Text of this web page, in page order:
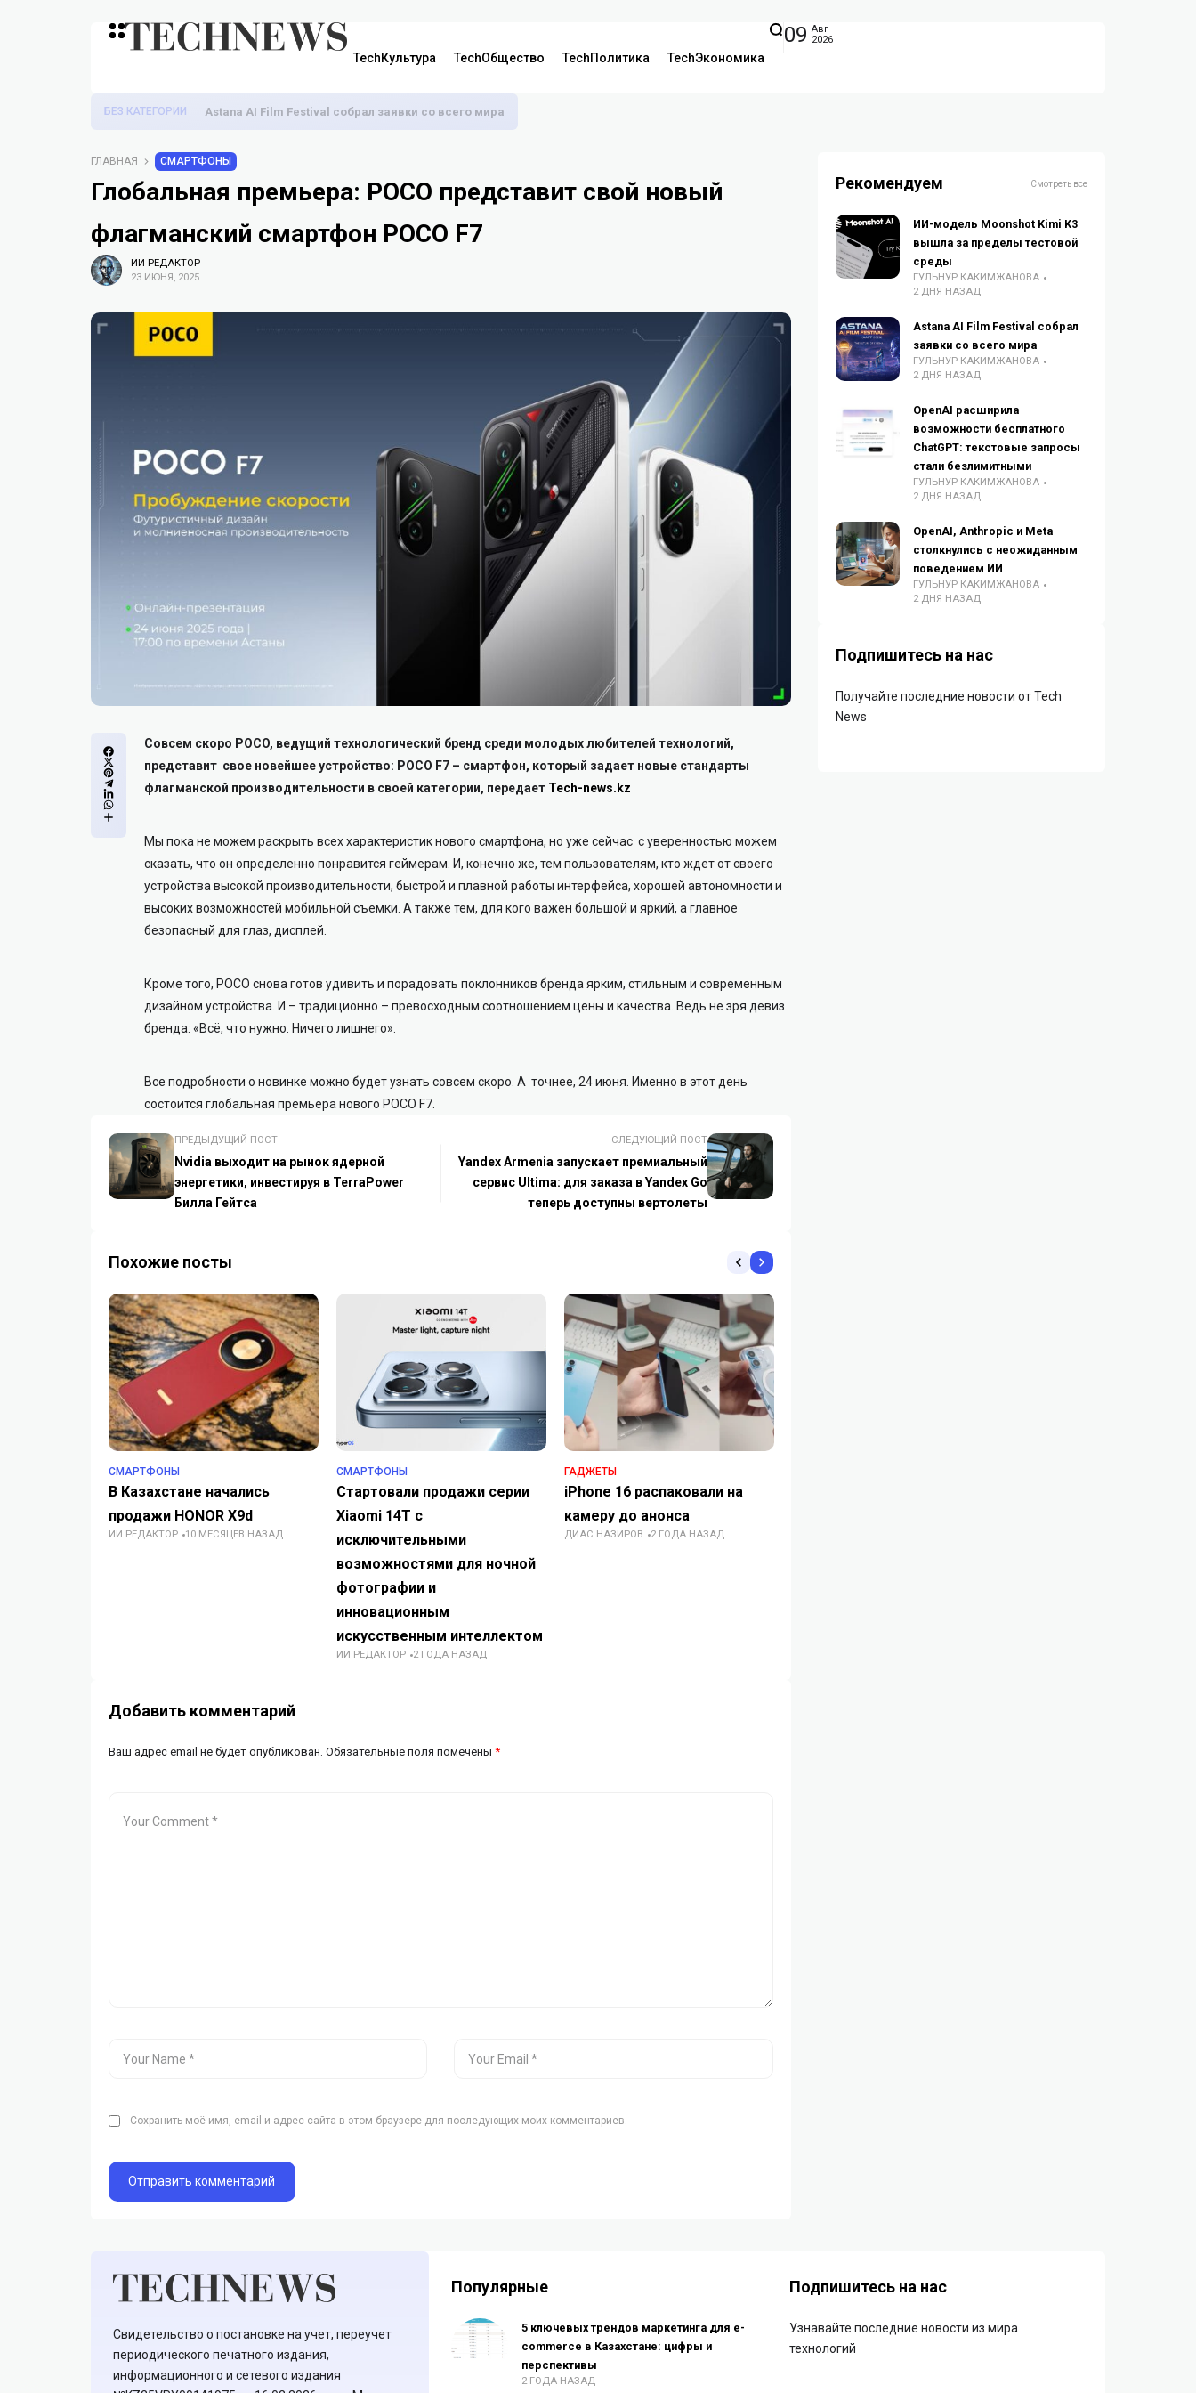
TechКультура TechОбщество TechПолитика TechЭкономика
09 Авг
2026
БЕЗ КАТЕГОРИИ Astana AI Film Festival собрал заявки со всего мира
ГЛАВНАЯ СМАРТФОНЫ
Глобальная премьера: POCO представит свой новый
флагманский смартфон POCO F7
ИИ РЕДАКТОР
23 ИЮНЯ, 2025
Совсем скоро POCO, ведущий технологический бренд среди молодых любителей технологий,
представит свое новейшее устройство: POCO F7 – смартфон, который задает новые стандарты
флагманской производительности в своей категории, передает Tech-news.kz
Мы пока не можем раскрыть всех характеристик нового смартфона, но уже сейчас с уверенностью можем
сказать, что он определенно понравится геймерам. И, конечно же, тем пользователям, кто ждет от своего
устройства высокой производительности, быстрой и плавной работы интерфейса, хорошей автономности и
высоких возможностей мобильной съемки. А также тем, для кого важен большой и яркий, а главное
безопасный для глаз, дисплей.
Кроме того, POCO снова готов удивить и порадовать поклонников бренда ярким, стильным и современным
дизайном устройства. И – традиционно – превосходным соотношением цены и качества. Ведь не зря девиз
бренда: «Всё, что нужно. Ничего лишнего».
Все подробности о новинке можно будет узнать совсем скоро. А точнее, 24 июня. Именно в этот день
состоится глобальная премьера нового POCO F7.
ПРЕДЫДУЩИЙ ПОСТ
Nvidia выходит на рынок ядерной
энергетики, инвестируя в TerraPower
Билла Гейтса
СЛЕДУЮЩИЙ ПОСТ
Yandex Armenia запускает премиальный
сервис Ultima: для заказа в Yandex Go
теперь доступны вертолеты
Похожие посты
СМАРТФОНЫ
В Казахстане начались
продажи HONOR X9d
ИИ РЕДАКТОР 10 МЕСЯЦЕВ НАЗАД
СМАРТФОНЫ
Стартовали продажи серии
Xiaomi 14T с
исключительными
возможностями для ночной
фотографии и
инновационным
искусственным интеллектом
ИИ РЕДАКТОР 2 ГОДА НАЗАД
ГАДЖЕТЫ
iPhone 16 распаковали на
камеру до анонса
ДИАС НАЗИРОВ 2 ГОДА НАЗАД
Добавить комментарий
Ваш адрес email не будет опубликован. Обязательные поля помечены *
Сохранить моё имя, email и адрес сайта в этом браузере для последующих моих комментариев.
Рекомендуем Смотреть все
ИИ-модель Moonshot Kimi K3
вышла за пределы тестовой
среды
ГУЛЬНУР КАКИМЖАНОВА
2 ДНЯ НАЗАД
Astana AI Film Festival собрал
заявки со всего мира
ГУЛЬНУР КАКИМЖАНОВА
2 ДНЯ НАЗАД
OpenAI расширила
возможности бесплатного
ChatGPT: текстовые запросы
стали безлимитными
ГУЛЬНУР КАКИМЖАНОВА
2 ДНЯ НАЗАД
OpenAI, Anthropic и Meta
столкнулись с неожиданным
поведением ИИ
ГУЛЬНУР КАКИМЖАНОВА
2 ДНЯ НАЗАД
Подпишитесь на нас
Получайте последние новости от Tech
News
Свидетельство о постановке на учет, переучет
периодического печатного издания,
информационного и сетевого издания
Популярные
5 ключевых трендов маркетинга для e-
commerce в Казахстане: цифры и
перспективы
2 ГОДА НАЗАД
Подпишитесь на нас
Узнавайте последние новости из мира
технологий